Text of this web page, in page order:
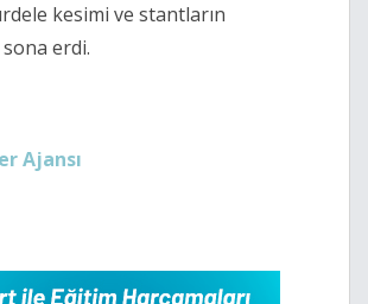
kesimi ve stantların
erdi.
Ajansı